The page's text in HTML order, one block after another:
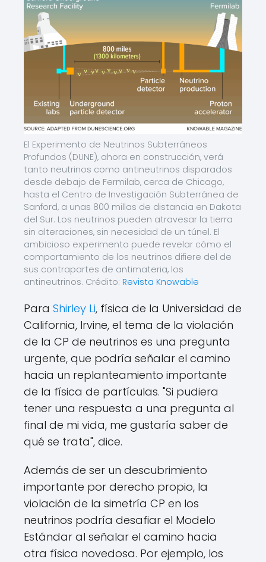
El Experimento de Neutrinos Subterráneos
Profundos (DUNE), ahora en construcción, verá
tanto neutrinos como antineutrinos disparados
desde debajo de Fermilab, cerca de Chicago,
hasta el Centro de Investigación Subterránea de
Sanford, a unas 800 millas de distancia en Dakota
del Sur. Los neutrinos pueden atravesar la tierra
sin alteraciones, sin necesidad de un túnel. El
ambicioso experimento puede revelar cómo el
comportamiento de los neutrinos difiere del de
sus contrapartes de antimateria, los
antineutrinos. Crédito: Revista Knowable
Para Shirley Li, física de la Universidad de
California, Irvine, el tema de la violación
de la CP de neutrinos es una pregunta
urgente, que podría señalar el camino
hacia un replanteamiento importante
de la física de partículas. "Si pudiera
tener una respuesta a una pregunta al
final de mi vida, me gustaría saber de
qué se trata", dice.
Además de ser un descubrimiento
importante por derecho propio, la
violación de la simetría CP en los
neutrinos podría desafiar el Modelo
Estándar al señalar el camino hacia
otra física novedosa. Por ejemplo, los